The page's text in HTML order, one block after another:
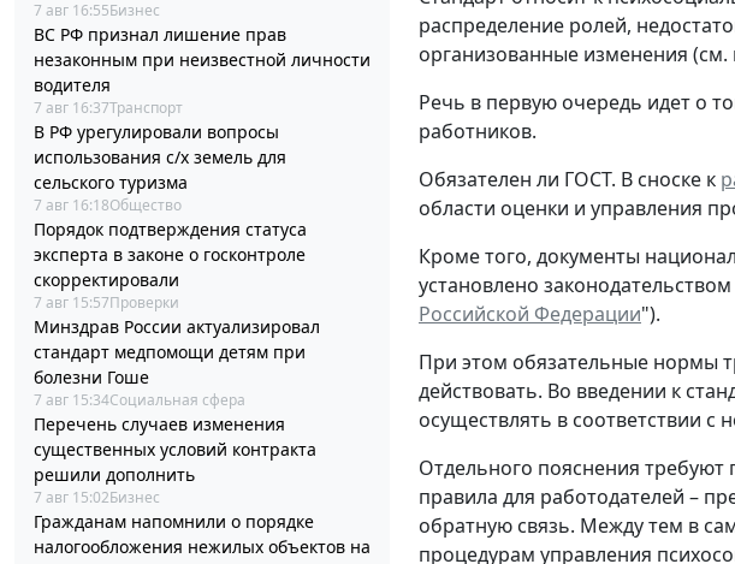
7 авг 16:55Бизнес
ВС РФ признал лишение прав
незаконным при неизвестной личности
водителя
7 авг 16:37Транспорт
В РФ урегулировали вопросы
использования с/х земель для
сельского туризма
7 авг 16:18Общество
Порядок подтверждения статуса
эксперта в законе о госконтроле
скорректировали
7 авг 15:57Проверки
Минздрав России актуализировал
стандарт медпомощи детям при
болезни Гоше
7 авг 15:34Социальная сфера
Перечень случаев изменения
существенных условий контракта
решили дополнить
7 авг 15:02Бизнес
Гражданам напомнили о порядке
налогообложения нежилых объектов на
распределение ролей,
организованные изменения (см.
Речь в первую очередь идет о
работников.
Обязателен ли ГОСТ. В сноске к
области оценки и управления
Кроме того, документы
установлено
Российской Федерации").
При этом обязательные нормы
действовать. Во введении к
осуществлять в соответствии
Отдельного пояснения
правила для работодателей –
обратную связь. Между тем в
процедурам управления